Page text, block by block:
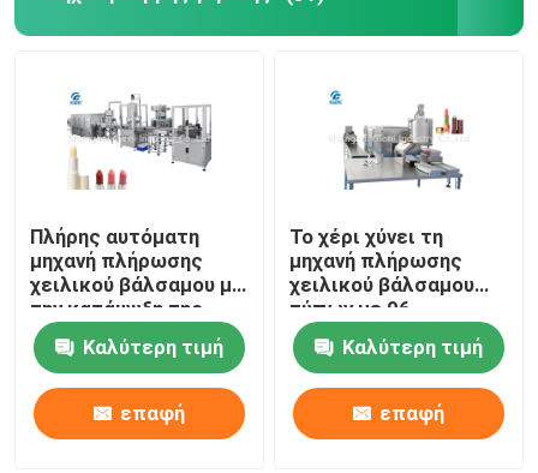
Μηχανή πλήρωσης μαξιλαρίων
Πλήρης αυτόματη
μηχανή πλήρωσης
χειλικού βάλσαμου με
την κατάψυξη της
σήραγγας
Καλύτερη τιμή
επαφή
Το χέρι χύνει τη
μηχανή πλήρωσης
χειλικού βάλσαμου
τύπων με 96
κοιλότητες ανά
φόρμαΚαλύτερη τιμή
επαφή